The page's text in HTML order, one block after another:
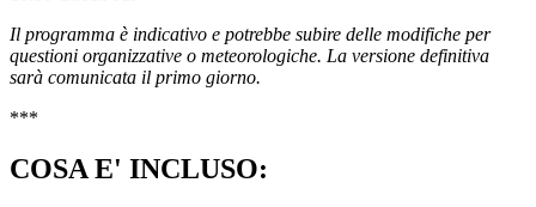
Il programma è indicativo e potrebbe subire delle modifiche per
questioni organizzative o meteorologiche. La versione definitiva
sarà comunicata il primo giorno.
***
COSA E' INCLUSO: